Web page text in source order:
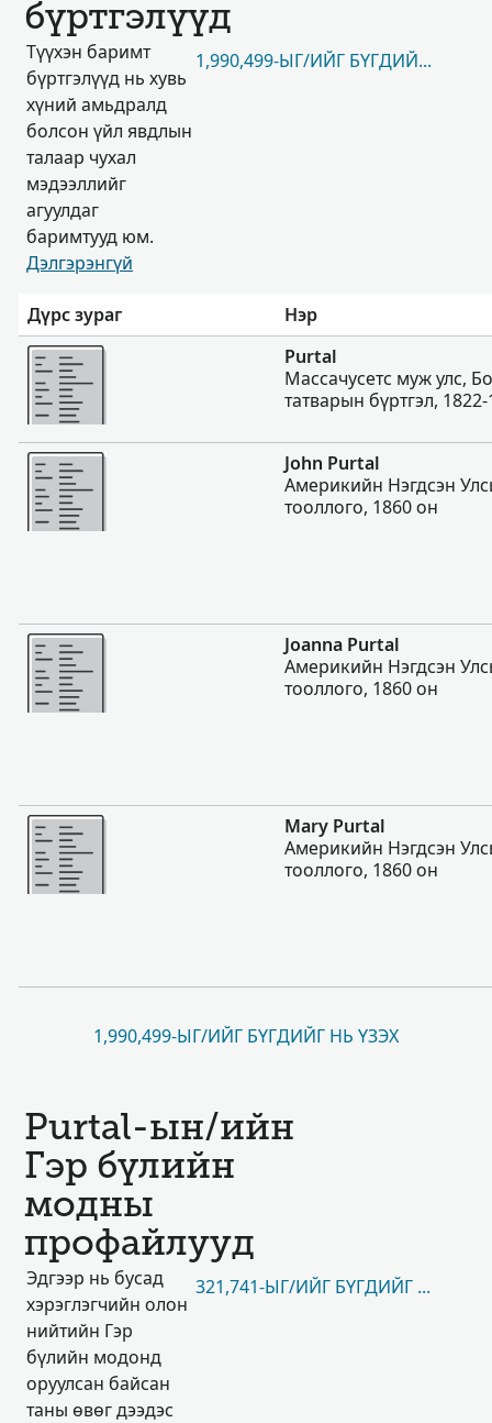
бүртгэлүүд
Түүхэн баримт
бүртгэлүүд нь хувь
хүний амьдралд
болсон үйл явдлын
талаар чухал
мэдээллийг
агуулдаг
баримтууд юм.
Дэлгэрэнгүй
1,990,499-ЫГ/ИЙГ БҮГДИЙГ НЬ
Дүрс зураг
Нэр
Нэмэх
Purtal
Массачусетс муж улс,
татварын бүртгэл,
Нэмэх
John Purtal
Америкийн Нэгдсэн
тооллого, 1860 он
Нэмэх
Joanna Purtal
Америкийн Нэгдсэн
тооллого, 1860 он
Нэмэх
Mary Purtal
Америкийн Нэгдсэн
тооллого, 1860 он
1,990,499-ЫГ/ИЙГ БҮГДИЙГ НЬ ҮЗЭХ
Purtal-ын/ийн
Гэр бүлийн
модны
профайлууд
Эдгээр нь бусад
хэрэглэгчийн олон
нийтийн Гэр
бүлийн модонд
оруулсан байсан
таны өвөг дээдэс
321,741-ЫГ/ИЙГ БҮГДИЙГ НЬ ҮЗЭХ